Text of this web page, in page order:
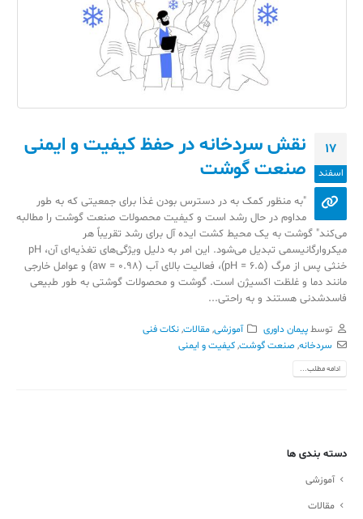
17
اسفند
نقش سردخانه در حفظ کیفیت و ایمنی
صنعت گوشت
"به منظور کمک به در دسترس بودن غذا برای جمعیتی که به طور
مداوم در حال رشد است و کیفیت محصولات صنعت گوشت را مطالبه
می‌کند" گوشت به یک محیط کشت ایده آل برای رشد تقریباً هر
میکروارگانیسمی تبدیل می‌شود. این امر به دلیل ویژگی‌های تغذیه‌ای آن، pH
خنثی پس از مرگ (pH = 6.5)، فعالیت بالای آب (aw = 0.98) و عوامل خارجی
مانند دما و غلظت اکسیژن است. گوشت و محصولات گوشتی به طور طبیعی
فاسدشدنی هستند و به راحتی...
توسطپیمان داوری آموزشی,مقالات,نکات فنی
سردخانه, صنعت گوشت,کیفیت و ایمنی
ادامه مطلب...
دسته بندی ها
آموزشی
مقالات